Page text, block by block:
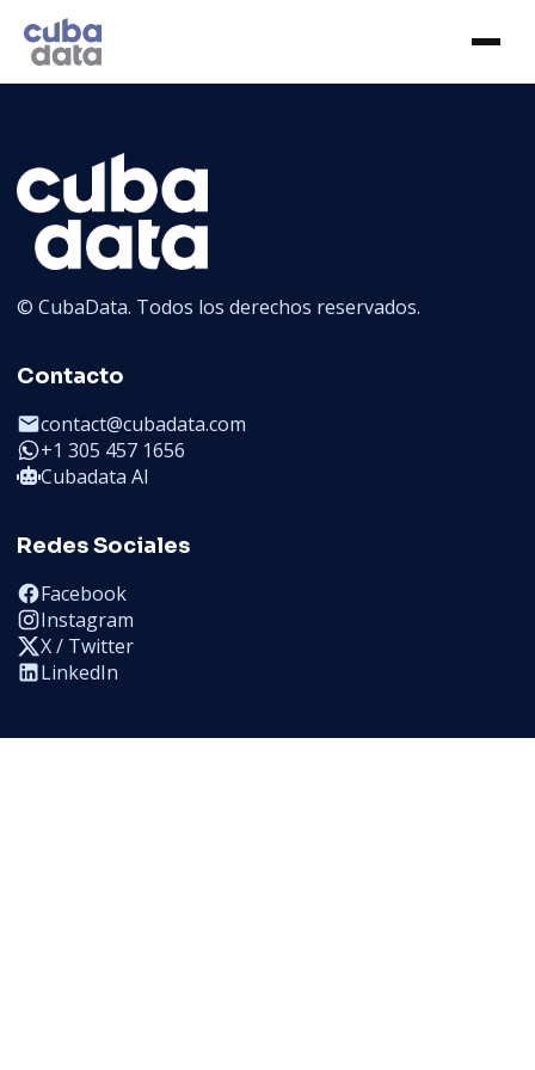
© CubaData. Todos los derechos reservados.
Contacto
contact@cubadata.com
+1 305 457 1656
Cubadata AI
Redes Sociales
Facebook
Instagram
X / Twitter
LinkedIn